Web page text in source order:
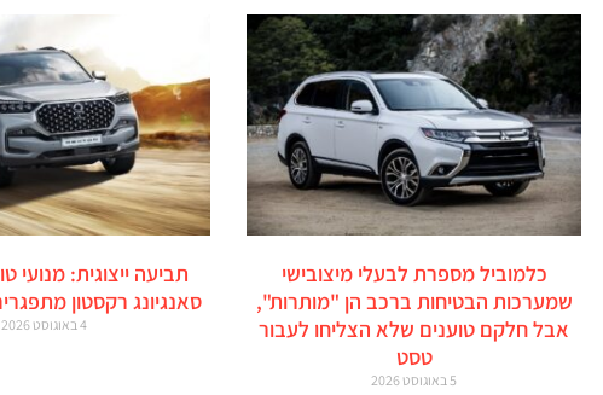
כלמוביל מספרת לבעלי מיצובישי
שמערכות הבטיחות ברכב הן "מותרות",
אבל חלקם טוענים שלא הצליחו לעבור
טסט
5 באוגוסט 2026
תביעה ייצוגית: מנועי
סאנגיונג רקסטון
4 באוגוסט 2026